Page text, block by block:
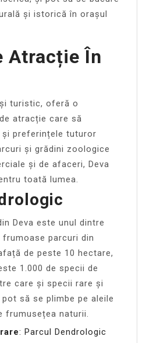
și istorică în orașul
Atracție În
turistic, oferă o
atracție care să
preferințele tuturor
și grădini zoologice
și de afaceri, Deva
toată lumea.
Deva este unul dintre
parcuri din
de peste 10 hectare,
1.000 de specii de
care și specii rare și
să se plimbe pe aleile
frumusețea naturii.
: Parcul Dendrologic